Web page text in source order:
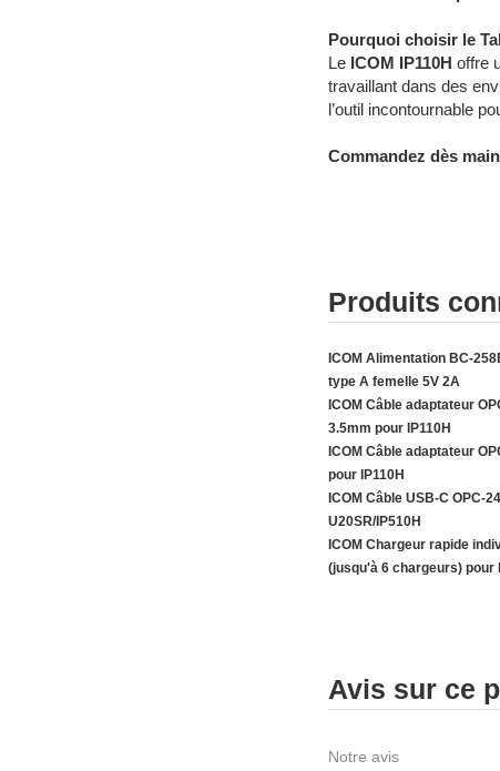
Pourquoi choisir le
Le ICOM IP110H offre
travaillant dans des
l’outil incontournable
Commandez dès
Produits
ICOM Alimentation BC-
type A femelle 5V 2A
ICOM Câble adaptateur
3.5mm pour IP110H
ICOM Câble adaptateur
pour IP110H
ICOM Câble USB-C OPC-
U20SR/IP510H
ICOM Chargeur rapide
(jusqu'à 6 chargeurs) pour
Avis sur ce
Notre avis